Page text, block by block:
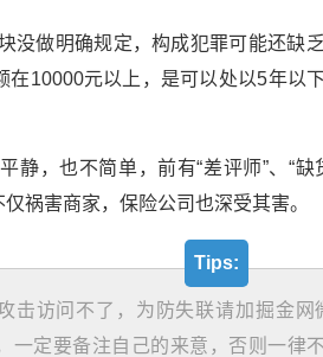
没做明确规定，构成犯罪可能还缺
在10000元以上，是可以处以5年以
静，也不简单，前有“差评师”、“
祸害商家，保险公司也深受其害。
Tips:
击访问不了，为防失联请加掘金网
一定要备注自己的来意，否则一律